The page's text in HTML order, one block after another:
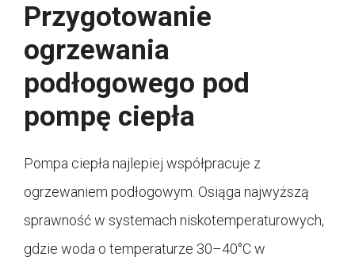
Przygotowanie
ogrzewania
podłogowego pod
pompę ciepła
Pompa ciepła najlepiej współpracuje z
ogrzewaniem podłogowym. Osiąga najwyższą
sprawność w systemach niskotemperaturowych,
gdzie woda o temperaturze 30–40°C w